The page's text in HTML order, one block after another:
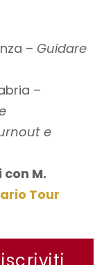
– Guidare
–
e
M.
Tour